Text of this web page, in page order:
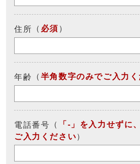
住所 （ 必須 ）
年齢 （ 半角数字のみでご入力
電話番号 （
「-」を入力せずに
ご入力ください）